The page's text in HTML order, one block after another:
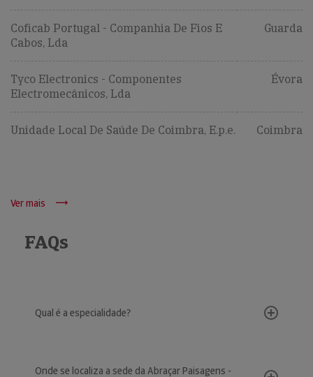
Coficab Portugal - Companhia De Fios E
Cabos, Lda
Guarda
Tyco Electronics - Componentes
Electromecânicos, Lda
Évora
Unidade Local De Saúde De Coimbra, E.p.e. Coimbra
Ver mais
FAQs
Qual é a especialidade?
Onde se localiza a sede da Abraçar Paisagens -